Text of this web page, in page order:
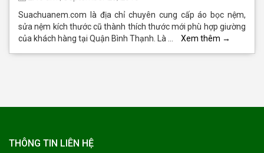
Suachuanem.com là địa chỉ chuyên cung cấp áo bọc nệm,
sửa nệm kích thước cũ thành thích thước mới phù hợp giường
của khách hàng tại Quận Bình Thạnh. Là …
Xem thêm →
THÔNG TIN LIÊN HỆ